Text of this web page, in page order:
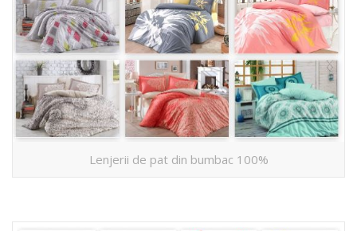
Lenjerii de pat din bumbac 100%